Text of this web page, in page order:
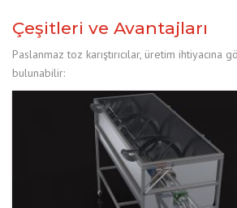
Çeşitleri ve Avantajları
Paslanmaz toz karıştırıcılar, üretim ihtiyacına
bulunabilir: